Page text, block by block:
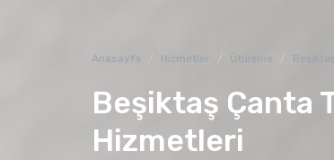
Anasayfa Hizmetler Ütüleme Beşiktaş
Beşiktaş Çanta
Hizmetleri